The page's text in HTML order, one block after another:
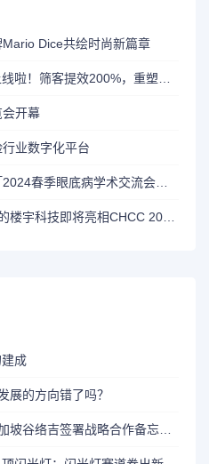
Dice共绘时尚新篇章
开幕
业数字化平台
北京爱尔英智眼科医院「2024春季眼底病学术交流会」隆重举办
节能减负+医效升级！美的楼宇科技即将亮相CHCC 2024医疗展
成
展的方向错了吗？